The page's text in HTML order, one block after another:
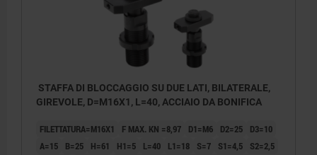
STAFFA DI BLOCCAGGIO SU DUE LATI, BILATERALE,
GIREVOLE, D=M16X1, L=40, ACCIAIO DA BONIFICA
FILETTATURA=M16X1 F MAX. KN =8,97 D1=M6 D2=25
D3=10
A=15
B=25 H=61 H1=5 L=40 L1=18 S=7 S1=4,5
S2=2,5